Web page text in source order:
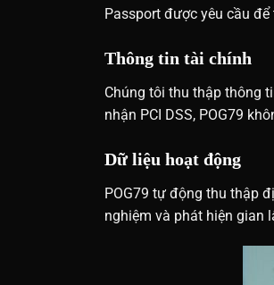
Passport được yêu cầu
Thông tin tài chính
Chúng tôi thu thập thông
nhận PCI DSS, POG79
Dữ liệu hoạt động
POG79 tự động thu thập
nghiệm và phát hiện gian